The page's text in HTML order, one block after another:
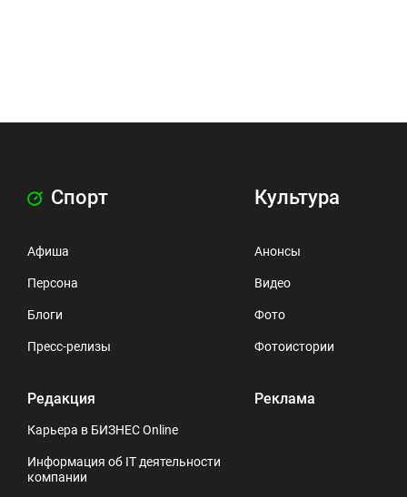
Спорт
Афиша
Персона
Блоги
Пресс-релизы
Редакция
Карьера в БИЗНЕС Online
Информация об IT деятельности
компании
Культура
Анонсы
Видео
Фото
Фотоистории
Реклама